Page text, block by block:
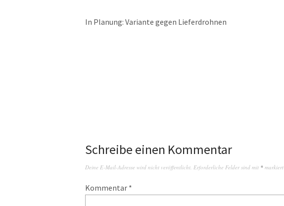
In Planung: Variante gegen Lieferdrohnen
Schreibe einen Kommentar
Deine E-Mail-Adresse wird nicht veröffentlicht. Erforderliche Felder sind mit * markiert
Kommentar *